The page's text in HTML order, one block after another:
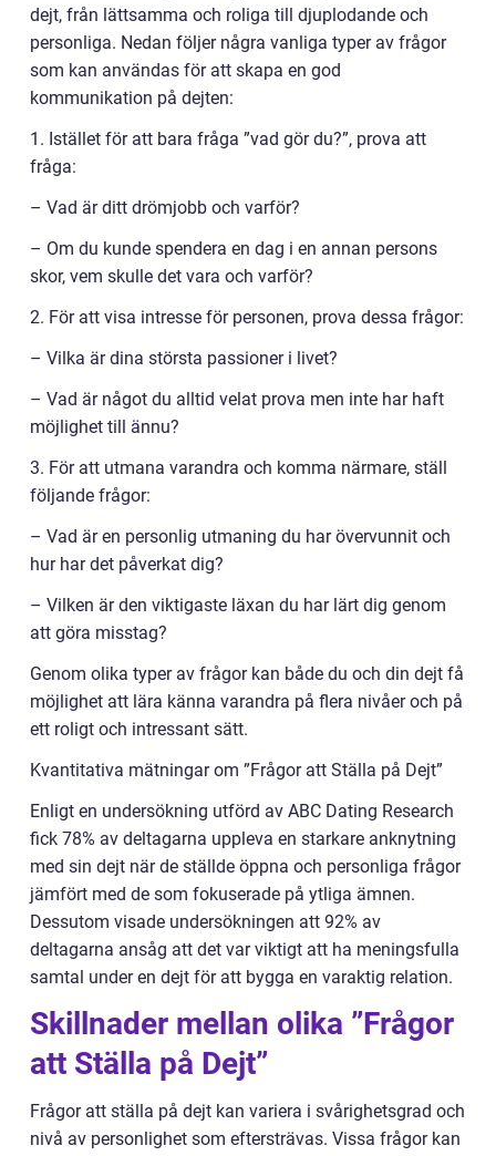
dejt, från lättsamma och roliga till djuplodande och
personliga. Nedan följer några vanliga typer av frågor
som kan användas för att skapa en god
kommunikation på dejten:
1. Istället för att bara fråga ”vad gör du?”, prova att
fråga:
– Vad är ditt drömjobb och varför?
– Om du kunde spendera en dag i en annan persons
skor, vem skulle det vara och varför?
2. För att visa intresse för personen, prova dessa frågor:
– Vilka är dina största passioner i livet?
– Vad är något du alltid velat prova men inte har haft
möjlighet till ännu?
3. För att utmana varandra och komma närmare, ställ
följande frågor:
– Vad är en personlig utmaning du har övervunnit och
hur har det påverkat dig?
– Vilken är den viktigaste läxan du har lärt dig genom
att göra misstag?
Genom olika typer av frågor kan både du och din dejt få
möjlighet att lära känna varandra på flera nivåer och på
ett roligt och intressant sätt.
Kvantitativa mätningar om ”Frågor att Ställa på Dejt”
Enligt en undersökning utförd av ABC Dating Research
fick 78% av deltagarna uppleva en starkare anknytning
med sin dejt när de ställde öppna och personliga frågor
jämfört med de som fokuserade på ytliga ämnen.
Dessutom visade undersökningen att 92% av
deltagarna ansåg att det var viktigt att ha meningsfulla
samtal under en dejt för att bygga en varaktig relation.
Skillnader mellan olika ”Frågor
att Ställa på Dejt”
Frågor att ställa på dejt kan variera i svårighetsgrad och
nivå av personlighet som eftersträvas. Vissa frågor kan